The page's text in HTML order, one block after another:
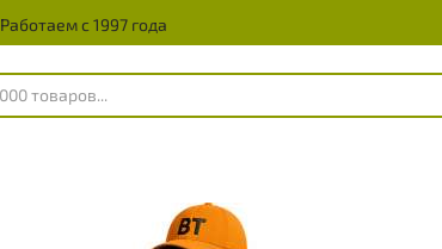
Работаем с 1997 года